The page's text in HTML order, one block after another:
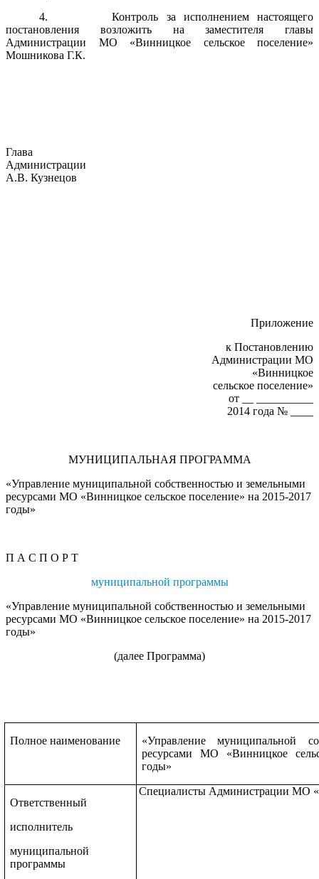
4. Контроль за исполнением настоящего
постановления возложить на заместителя главы
Администрации МО «Винницкое сельское поселение»
Мошникова Г.К.
Глава
Администрации
А.В. Кузнецов
Приложение
к Постановлению
Администрации МО
«Винницкое
сельское поселение»
от __ __________
2014 года № ____
МУНИЦИПАЛЬНАЯ ПРОГРАММА
«Управление муниципальной собственностью и земельными
ресурсами МО «Винницкое сельское поселение» на 2015-2017
годы»
П А С П О Р Т
муниципальной программы
«Управление муниципальной собственностью и земельными
ресурсами МО «Винницкое сельское поселение» на 2015-2017
годы»
(далее Программа)
Полное наименование
«Управление муниципальной
ресурсами МО «Винницкое
годы»
Ответственный
исполнитель
муниципальной
программы
Специалисты Администрации МО